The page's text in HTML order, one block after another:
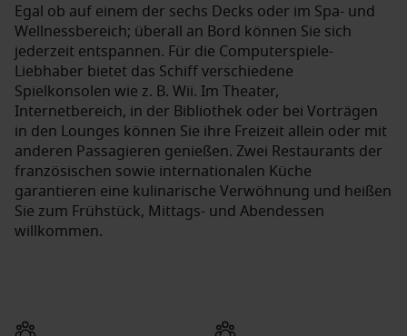
Egal ob auf einem der sechs Decks oder im Spa- und
Wellnessbereich; überall an Bord können Sie sich
jederzeit entspannen. Für die Computerspiele-
Liebhaber bietet das Schiff verschiedene
Spielkonsolen wie z. B. Wii. Im Theater,
Internetbereich, in der Bibliothek oder bei Vorträgen
in den Lounges können Sie ihre Freizeit allein oder mit
anderen Passagieren genießen. Zwei Restaurants der
französischen sowie internationalen Küche
garantieren eine kulinarische Verwöhnung und heißen
Sie zum Frühstück, Mittags- und Abendessen
willkommen.